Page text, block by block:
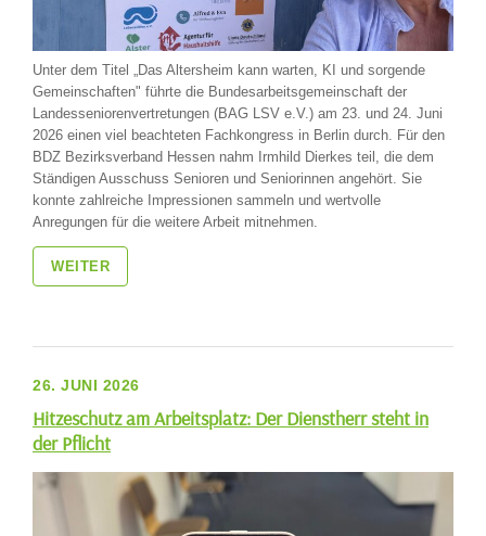
Unter dem Titel „Das Altersheim kann warten, KI und sorgende
Gemeinschaften" führte die Bundesarbeitsgemeinschaft der
Landesseniorenvertretungen (BAG LSV e.V.) am 23. und 24. Juni
2026 einen viel beachteten Fachkongress in Berlin durch. Für den
BDZ Bezirksverband Hessen nahm Irmhild Dierkes teil, die dem
Ständigen Ausschuss Senioren und Seniorinnen angehört. Sie
konnte zahlreiche Impressionen sammeln und wertvolle
Anregungen für die weitere Arbeit mitnehmen.
WEITER
26. JUNI 2026
Hitzeschutz am Arbeitsplatz: Der Dienstherr steht in
der Pflicht